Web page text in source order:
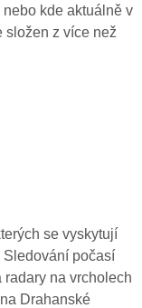
kde aktuálně v
složen z více než
se vyskytují
Sledování počasí
na vrcholech
Drahanské